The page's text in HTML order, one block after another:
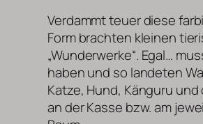
Verdammt teuer diese
Form brachten kleinen
„Wunderwerke“. Egal…
haben und so landeten
Katze, Hund, Känguru und
an der Kasse bzw. am